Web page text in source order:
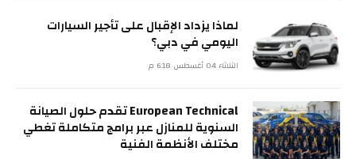
لماذا يزداد الإقبال على تأجير السيارات
اليومي في دبي؟
الثلاثاء 04 أغسطس 6:18 م
European Technical تقدم حلول الصيانة
السنوية للمنازل عبر برامج متكاملة تغطي
مختلف الأنظمة الفنية